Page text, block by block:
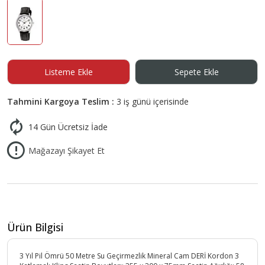
Listeme Ekle Sepete Ekle
Tahmini Kargoya Teslim : 3 iş günü içerisinde
14 Gün Ücretsiz İade
Mağazayı Şikayet Et
Ürün Bilgisi
3 Yıl Pil Ömrü 50 Metre Su Geçirmezlik Mineral Cam DERİ Kordon 3